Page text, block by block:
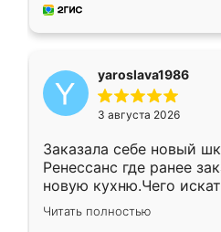
мебель за качественную
yaroslava1986
3 августа 2026
Заказала себе новый
Ренессанс где ранее
новую кухню.Чего
вполне довольна.
два года, нареканий нет.
Читать полностью